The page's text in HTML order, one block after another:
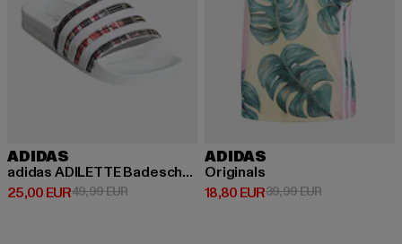
ADIDAS
adidas ADILETTE Badeschuhe
25,00 EUR
Derzeitiger Preis: 25,00 EUR
49,99 EURAktionspreis: 49,99 EUR
ADIDAS
Originals
18,80 EUR
Derzeitiger Preis: 18,80 EUR
39,99 EURAktionspreis: